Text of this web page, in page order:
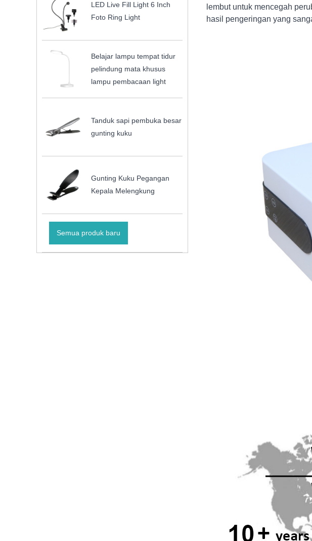
LED Live Fill Light 6 Inch
Foto Ring Light
Belajar lampu tempat tidur
pelindung mata khusus
lampu pembacaan light
Tanduk sapi pembuka besar
gunting kuku
Gunting Kuku Pegangan
Kepala Melengkung
Semua produk baru
lembut untuk mencegah
hasil pengeringan yang